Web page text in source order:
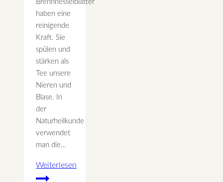
Brennnesselblätter
haben eine
reinigende
Kraft. Sie
spülen und
stärken als
Tee unsere
Nieren und
Blase. In
der
Naturheilkunde
verwendet
man die…
Weiterlesen
Brennnessel,